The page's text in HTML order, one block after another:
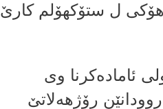
دهۆکی ل ستۆکهۆلم کارێ
ئامادەکرنا وی
رۆژهەلاتێ